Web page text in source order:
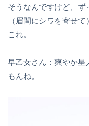
そうなんですけど、ず
（眉間にシワを寄せ
これ。
早乙女さん：爽やか星
もんね。